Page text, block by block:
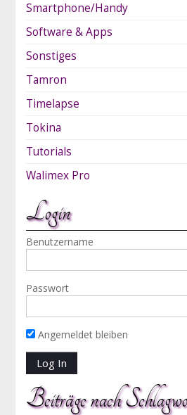
Smartphone/Handy
Software & Apps
Sonstiges
Tamron
Timelapse
Tokina
Tutorials
Walimex Pro
Login
Benutzername
Passwort
Angemeldet bleiben
Beiträge nach